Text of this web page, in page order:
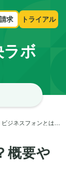
求 トライアル
ボ
ビジネスフォンとは？概要やメリットを解説！
概要や